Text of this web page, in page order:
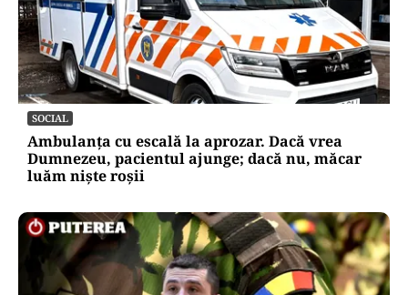
SOCIAL
Ambulanța cu escală la aprozar. Dacă vrea
Dumnezeu, pacientul ajunge; dacă nu, măcar
luăm niște roșii